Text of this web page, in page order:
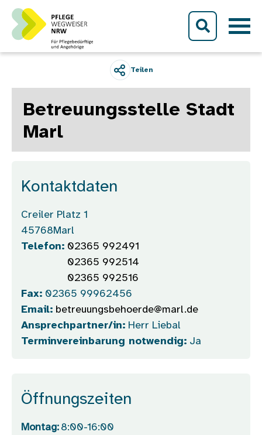
Direkt zum Inhalt
Teilen
Betreuungsstelle Stadt
Marl
Kontaktdaten
Creiler Platz 1
45768Marl
Telefon: 02365 992491
02365 992514
02365 992516
Fax: 02365 99962456
Email: betreuungsbehoerde@marl.de
Ansprechpartner/in: Herr Liebal
Terminvereinbarung notwendig: Ja
Öffnungszeiten
Montag: 8:00-16:00